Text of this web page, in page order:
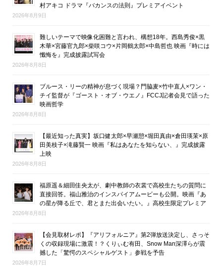
村アキコ ドラマ『バカンスの法則』プレミアイベント
2026年8月9日
難しいテーマで映像化困難と言われ、構想18年。西島秀俊×黒
木華×宮藤官九郎×柴咲コウ×片岡鶴太郎×中島哲也 映画『時には
懺悔を』完成披露試写会
2026年8月8日
ブルース・リーの精神が息づく現場？門脇麦×竹中直人×ワン・
チイ監督が『ゴースト・オブ・ウエノ』FCCJ記者会見で語った
映画哲学
2026年8月8日
【最近知った真実】坂口健太郎×早瀬憩×堀田真由×倉田瑛茉×原
田美枝子×滝藤賢一 映画『私はあなたを知らない、』完成披露
上映
2026年8月8日
福原遥＆細田佳央太が、劇中教師の衣裳で高校生たちの質問に
直接回答。福山雅治のインスパイアムービーも公開。映画『あ
の星が降る丘で、君とまた出会いたい。』高校生限定プレミア
2026年8月8日
【会見取材レポ】『アリフォルニア』第2弾放送決定し、さっそ
くの収録現場に激震！？くりぃむ有田、Snow Man深澤らが震
撼した「驚愕のスペシャルゲスト」参戦を予告
2026年8月7日